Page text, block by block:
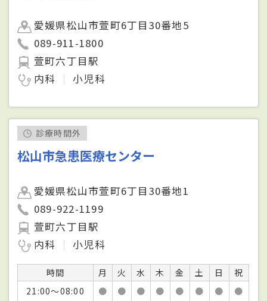
愛媛県松山市萱町6丁目30番地5
089-911-1800
萱町六丁目駅
内科
小児科
診療時間外
松山市急患医療センター
愛媛県松山市萱町6丁目30番地1
089-922-1199
萱町六丁目駅
内科
小児科
時間 月 火 水 木 金 土 日
祝
21:00～08:00
● ● ● ● ● ● ● ●